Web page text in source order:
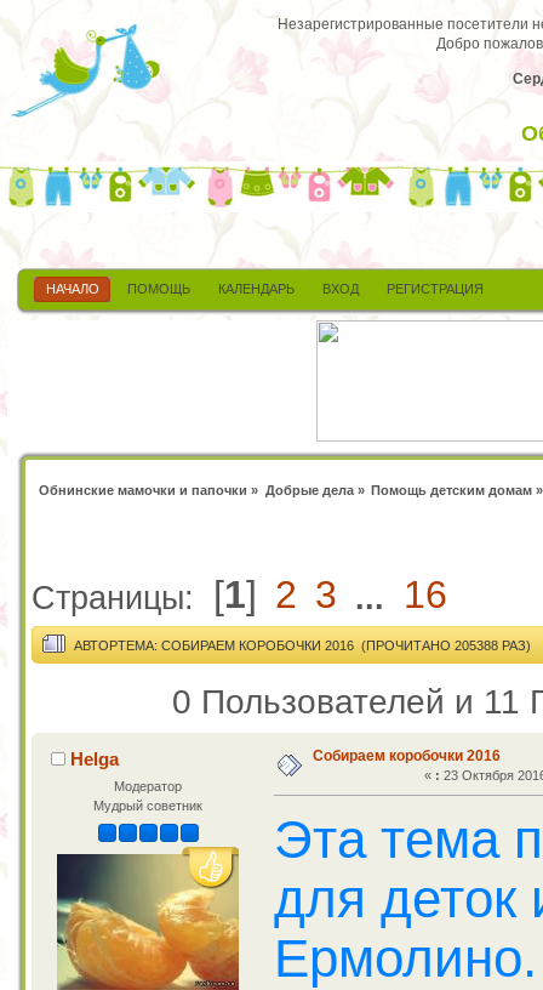
Незарегистрированные посетители
Добро
НАЧАЛО ПОМОЩЬ КАЛЕНДАРЬ ВХОД РЕГИСТРАЦИЯ
Обнинские мамочки и папочки » Добрые дела» Помощь детским домам»
Страницы: [1] 2 3 ... 16
АВТОРТЕМА: СОБИРАЕМ КОРОБОЧКИ 2016 (ПРОЧИТАНО 205388 РАЗ)
0 Пользователей и 11
Helga
Модератор
Мудрый советник
Собираем коробочки 2016
« : 23 Октября
Эта тема
для деток
Ермолино.